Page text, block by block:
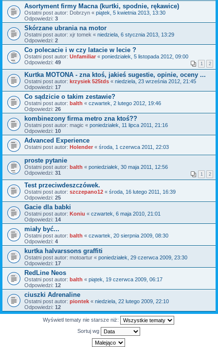
Asortyment firmy Macna (kurtki, spodnie, rękawice)
Ostatni post autor: Dobrzyn « piątek, 5 kwietnia 2013, 13:30
Odpowiedzi: 3
Skórzane ubrania na motor
Ostatni post autor: xjr tomek « niedziela, 6 stycznia 2013, 13:29
Odpowiedzi: 2
Co polecacie i w czy latacie w lecie ?
Ostatni post autor: Unfamiliar « poniedziałek, 5 listopada 2012, 09:00
Odpowiedzi: 49 1 2
Kurtka MOTONA - zna ktoś, jakieś sugestie, opinie, oceny ...
Ostatni post autor: krzysiek 525tds « niedziela, 23 września 2012, 21:45
Odpowiedzi: 17
Co sądzicie o takim zestawie?
Ostatni post autor: balth « czwartek, 2 lutego 2012, 19:46
Odpowiedzi: 26
kombinezony firma metro zna ktoś??
Ostatni post autor: magic « poniedziałek, 11 lipca 2011, 21:16
Odpowiedzi: 10
Advanced Experience
Ostatni post autor: Holender « środa, 1 czerwca 2011, 22:03
proste pytanie
Ostatni post autor: balth « poniedziałek, 30 maja 2011, 12:56
Odpowiedzi: 31 1 2
Test przeciwdeszczówek.
Ostatni post autor: szczepano12 « środa, 16 lutego 2011, 16:39
Odpowiedzi: 25
Gacie dla babki
Ostatni post autor: Koniu « czwartek, 6 maja 2010, 21:01
Odpowiedzi: 14
miały być...
Ostatni post autor: balth « czwartek, 20 sierpnia 2009, 08:30
Odpowiedzi: 4
kurtka halvarssons graffiti
Ostatni post autor: motoartur « poniedziałek, 29 czerwca 2009, 23:30
Odpowiedzi: 17
RedLine Neos
Ostatni post autor: balth « piątek, 19 czerwca 2009, 06:17
Odpowiedzi: 12
ciuszki Adrenaline
Ostatni post autor: piontek « niedziela, 22 lutego 2009, 22:10
Odpowiedzi: 12
Wyświetl tematy nie starsze niż:
Sortuj wg